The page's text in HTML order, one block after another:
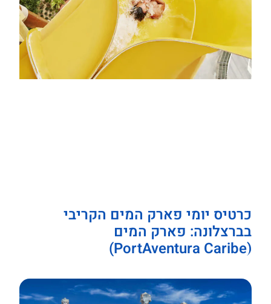
כרטיס יומי פארק המים הקריבי
בברצלונה: פארק המים
(PortAventura Caribe)